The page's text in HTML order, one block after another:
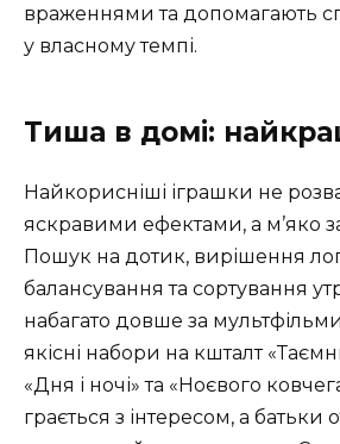
враженнями та допомагають
у власному темпі.
Тиша в домі:
Найкорисніші іграшки не
яскравими ефектами, а м’яко
Пошук на дотик, вирішення
балансування та сортування
набагато довше за
якісні набори на кшталт
«Дня і ночі» та «Ноєвого
грається з інтересом, а батьки